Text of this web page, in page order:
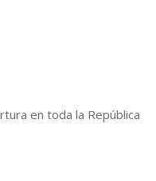
en toda la República